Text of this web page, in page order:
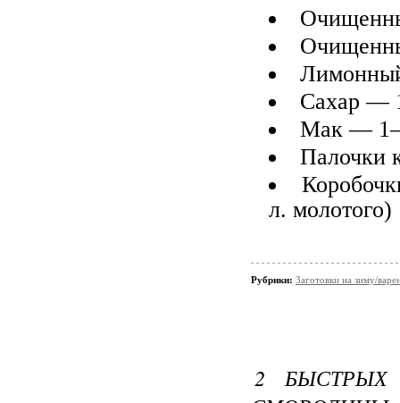
Сахар —
Мак —
Палочки
л. молотого)
Рубрики: Заготовки на зиму/
2 БЫСТРЫХ